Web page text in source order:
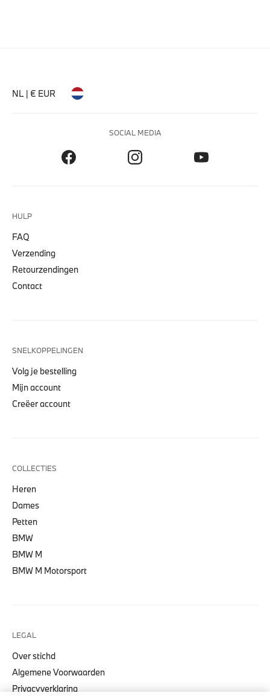
NL | € EUR
SOCIAL MEDIA
HULP
FAQ
Verzending
Retourzendingen
Contact
SNELKOPPELINGEN
Volg je bestelling
Mijn account
Creëer account
COLLECTIES
Heren
Dames
Petten
BMW
BMW M
BMW M Motorsport
LEGAL
Over stichd
Algemene Voorwaarden
Privacyverklaring